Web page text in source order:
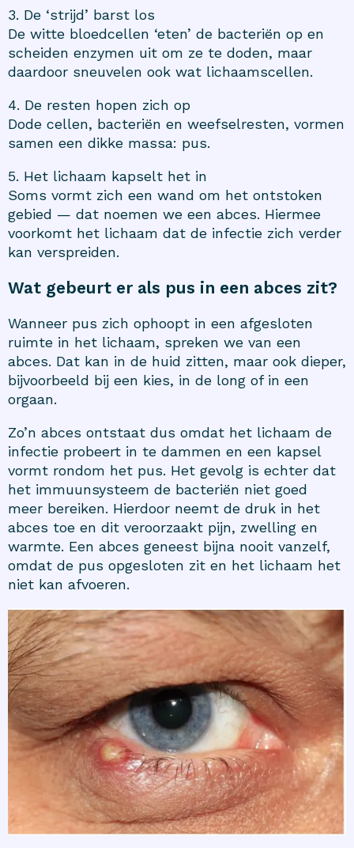
3. De ‘strijd’ barst los
De witte bloedcellen ‘eten’ de bacteriën op en
scheiden enzymen uit om ze te doden, maar
daardoor sneuvelen ook wat lichaamscellen.
4. De resten hopen zich op
Dode cellen, bacteriën en weefselresten, vormen
samen een dikke massa: pus.
5. Het lichaam kapselt het in
Soms vormt zich een wand om het ontstoken
gebied — dat noemen we een abces. Hiermee
voorkomt het lichaam dat de infectie zich verder
kan verspreiden.
Wat gebeurt er als pus in een abces zit?
Wanneer pus zich ophoopt in een afgesloten
ruimte in het lichaam, spreken we van een
abces. Dat kan in de huid zitten, maar ook dieper,
bijvoorbeeld bij een kies, in de long of in een
orgaan.
Zo’n abces ontstaat dus omdat het lichaam de
infectie probeert in te dammen en een kapsel
vormt rondom het pus. Het gevolg is echter dat
het immuunsysteem de bacteriën niet goed
meer bereiken. Hierdoor neemt de druk in het
abces toe en dit veroorzaakt pijn, zwelling en
warmte. Een abces geneest bijna nooit vanzelf,
omdat de pus opgesloten zit en het lichaam het
niet kan afvoeren.